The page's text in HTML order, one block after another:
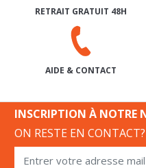
AIDE & CONTACT
ON RESTE EN CONTACT?